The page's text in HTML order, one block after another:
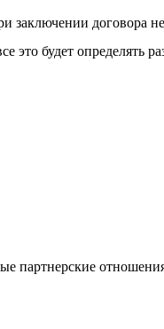
договора
это будет определять
партнерские